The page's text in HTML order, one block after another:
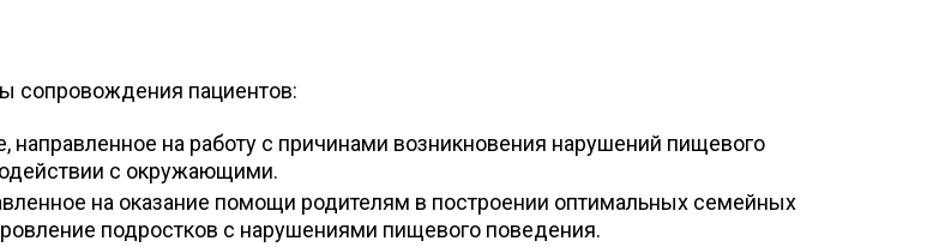
пациентов:
направленное на работу с причинами возникновения нарушений пищевого
с окружающими.
на оказание помощи родителям в построении оптимальных семейных
подростков с нарушениями пищевого поведения.